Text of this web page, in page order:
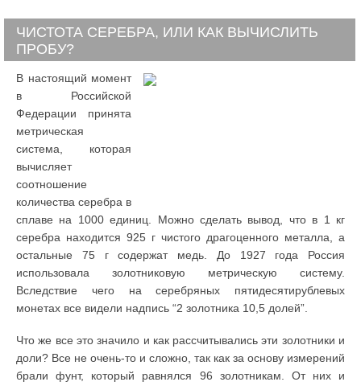
ЧИСТОТА СЕРЕБРА, ИЛИ КАК ВЫЧИСЛИТЬ
ПРОБУ?
В настоящий момент
в Российской
Федерации принята
метрическая
система, которая
вычисляет
соотношение
количества серебра в
сплаве на 1000 единиц. Можно сделать вывод, что в 1 кг
серебра находится 925 г чистого драгоценного металла, а
остальные 75 г содержат медь. До 1927 года Россия
использовала золотниковую метрическую систему.
Вследствие чего на серебряных пятидесятирублевых
монетах все видели надпись “2 золотника 10,5 долей”.
Что же все это значило и как рассчитывались эти золотники и
доли? Все не очень-то и сложно, так как за основу измерений
брали фунт, который равнялся 96 золотникам. От них и